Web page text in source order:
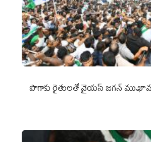
పొగాకు రైతుల‌తో వైయ‌స్ జ‌గ‌న్